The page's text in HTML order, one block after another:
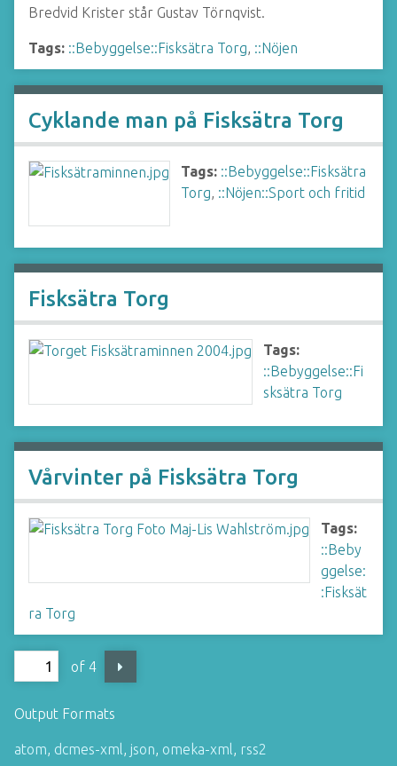
Bredvid Krister står Gustav Törnqvist.
Tags: ::Bebyggelse::Fisksätra Torg, ::Nöjen
Cyklande man på Fisksätra Torg
Tags: ::Bebyggelse::Fisksätra
Torg, ::Nöjen::Sport och fritid
Fisksätra Torg
Tags:
::Bebyggelse::Fi
sksätra Torg
Vårvinter på Fisksätra Torg
Tags:
::Beby
ggelse:
:Fisksät
ra Torg
of 4
Output Formats
atom, dcmes-xml, json, omeka-xml, rss2